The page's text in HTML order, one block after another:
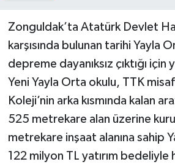
Zonguldak’ta Atatürk Devlet
karşısında bulunan tarihi Yayla
depreme dayanıksız çıktığı için
Yeni Yayla Orta okulu, TTK
Koleji’nin arka kısmında kalan
525 metrekare alan üzerine
metrekare inşaat alanına sahip
122 milyon TL yatırım bedeliyle